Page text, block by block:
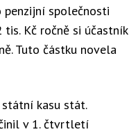
penzijní společnosti
Kč ročně si účastník
Tuto částku novela
kasu stát.
v 1. čtvrtletí